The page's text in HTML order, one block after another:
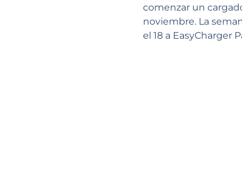
comenzar un
noviembre. La
el 18 a EasyCharger